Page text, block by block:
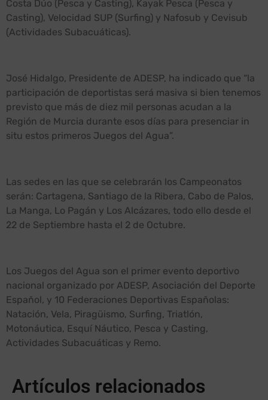
Costa Dúo (Pesca y Casting), Kayak Pesca (Pesca y
Casting), Velocidad SUP (Surfing) y Nafosub y Cevisub
(Actividades Subacuáticas).
José Hidalgo, Presidente de ADESP, ha indicado que “la
participación de deportistas será masiva si bien tenemos
previsto que más de diez mil personas acudan a la
Región de Murcia durante esos días para presenciar in
situ estos primeros Juegos del Agua”.
Las sedes en las que se celebrarán los Campeonatos
serán: Cartagena, Santiago de la Ribera, Cabo de Palos,
La Manga, Lo Pagán y Los Alcázares, todo ello desde el
22 de Septiembre hasta el 2 de Octubre.
Los Juegos del Agua son el primer evento deportivo
nacional organizado por ADESP, Asociación del Deporte
Español, y 10 Federaciones Deportivas Españolas:
Natación, Vela, Piragüismo, Surfing, Triatlón,
Motonáutica, Esquí Náutico, Pesca y Casting,
Actividades Subacuáticas y Remo.
Artículos relacionados